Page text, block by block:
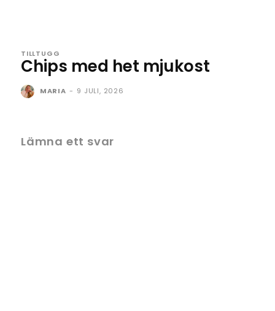
TILLTUGG
Chips med het mjukost
MARIA - 9 JULI, 2026
Lämna ett svar